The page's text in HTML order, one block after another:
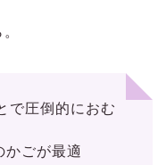
で圧倒的におむ
かごが最適